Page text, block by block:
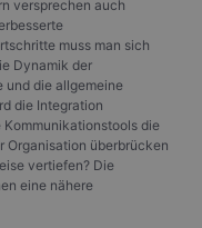
versprechen auch
muss man sich
Dynamik der
und die allgemeine
die Integration
die
Organisation überbrücken
vertiefen? Die
eine nähere